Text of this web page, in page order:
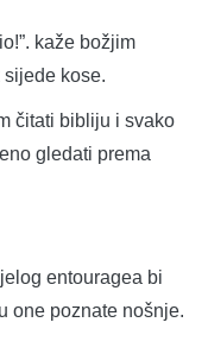
kaže božjim
kose.
čitati bibliju i svako
gledati prema
entouragea bi
one poznate nošnje.